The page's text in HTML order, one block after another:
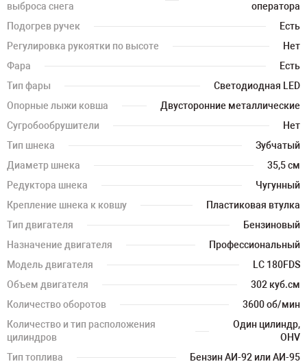
выброса снега
оператора
Подогрев ручек
Есть
Регулировка рукоятки по высоте
Нет
Фара
Есть
Тип фары
Светодиодная LED
Опорные лыжи ковша
Двусторонние металлические
Сугробообрушители
Нет
Тип шнека
Зубчатый
Диаметр шнека
35,5 см
Редуктора шнека
Чугунный
Крепление шнека к ковшу
Пластиковая втулка
Тип двигателя
Бензиновый
Назначение двигателя
Профессиональный
Модель двигателя
LC 180FDS
Объем двигателя
302 куб.см
Количество оборотов
3600 об/мин
Количество и тип расположения
цилиндров
Один цилиндр,
OHV
Тип топлива
Бензин АИ-92 или АИ-95